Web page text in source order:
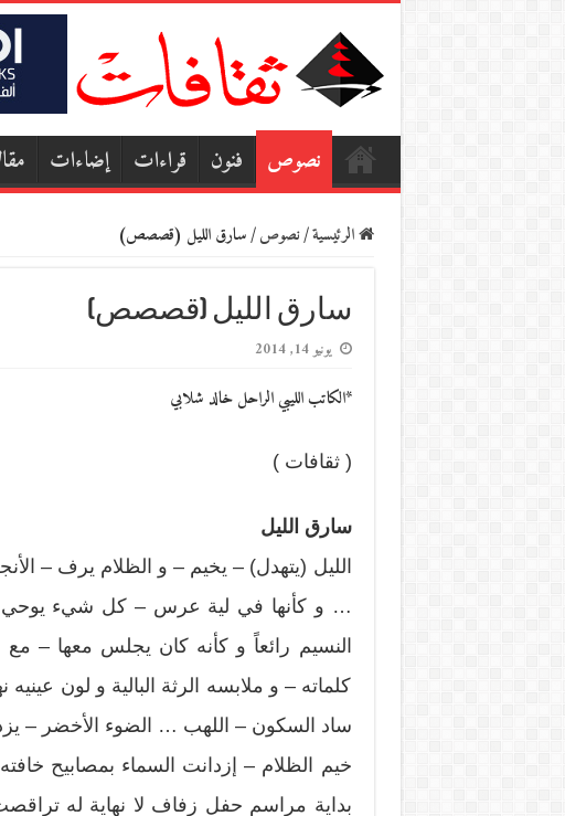
نصوص فنون قراءات إضاءات
الرئيسية/نصوص/سارق الليل (قصصص)
سارق الليل (قصصص)
يونيو 14, 2014
*الكاتب الليبي الراحل خالد شلابي
( ثقافات )
سارق الليل
الليل (يتهدل) – يخيم – و الظلام يرف –
… و كأنها في لية عرس – كل شيء يوحي
النسيم رائعاً و كأنه كان يجلس معها
كلماته – و ملابسه الرثة البالية و لون
ساد السكون – اللهب … الضوء الأخضر –
خيم الظلام – إزدانت السماء بمصابيح
بداية مراسم حفل زفاف لا نهاية له